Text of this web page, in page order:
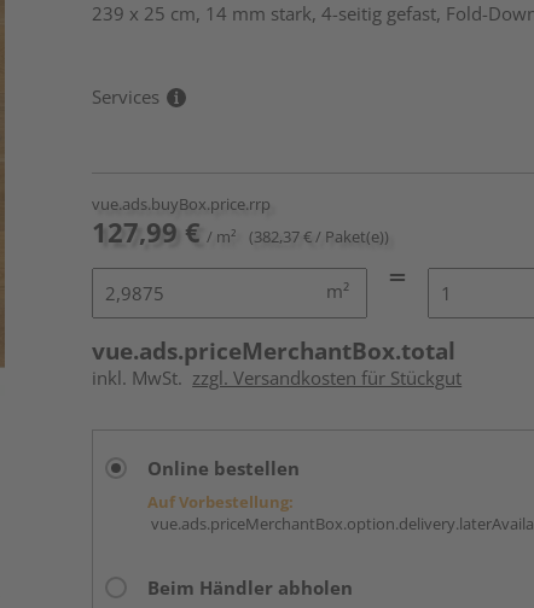
239 x 25 cm, 14 mm stark, 4-seitig gefast, Fold-
Services
vue.ads.buyBox.price.rrp
127,99 € / m² (382,37 € / Paket(e))
m²
vue.ads.priceMerchantBox.total
inkl. MwSt. zzgl. Versandkosten für Stückgut
Online bestellen
Auf Vorbestellung:
Beim Händler abholen